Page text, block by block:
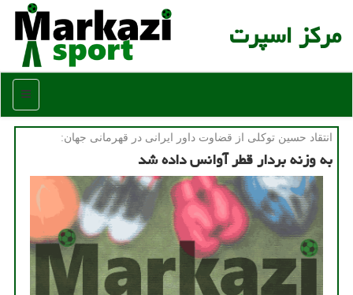
مركز اسپرت
منو
انتقاد حسین توكلی از قضاوت داور ایرانی در قهرمانی جهان:
به وزنه بردار قطر آوانس داده شد